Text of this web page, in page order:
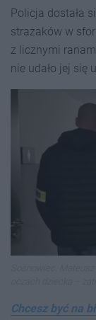
Policja dostała
strażaków w
z licznymi
nie udało jej się
Chcesz być na